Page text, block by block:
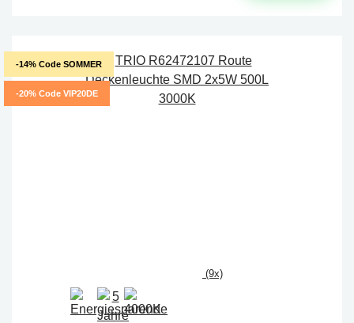
-14% Code SOMMER
-20% Code VIP20DE
(9x)